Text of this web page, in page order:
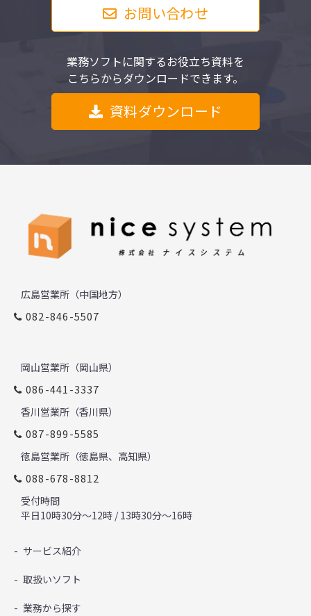
お問い合わせ
業務ソフトに関するお役立ち資料を
こちらからダウンロードできます。
資料ダウンロード
広島営業所（中国地方）
082-846-5507
岡山営業所（岡山県）
086-441-3337
香川営業所（香川県）
087-899-5585
徳島営業所（徳島県、高知県）
088-678-8812
受付時間
平日10時30分～12時 / 13時30分～16時
サービス紹介
取扱いソフト
業務から探す